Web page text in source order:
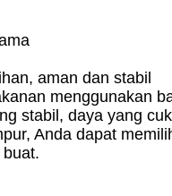
aman dan stabil
menggunakan
stabil, daya yang
Anda dapat